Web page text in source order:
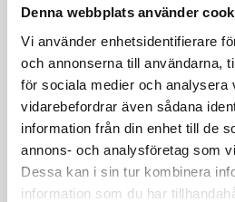
Denna webbplats använder
Vi använder enhetsidentifierare
och annonserna till användarna,
för sociala medier och analysera
vidarebefordrar även sådana
information från din enhet till de
annons- och analysföretag som
Dessa kan i sin tur kombinera
information som du har
hotell. Luftridån bildar en
leder till effektivare
och nedkylning under
Luftridån kan styras antingen
direktanslutning till BMS utan
styrenhet, ECON styrenhet för
kontroll av fläkt och värmare
avancerad kontroll och